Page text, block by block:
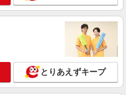
とりあえずキープ